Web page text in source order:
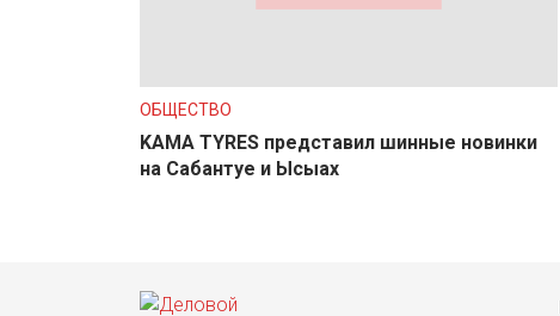
ОБЩЕСТВО
KAMA TYRES представил шинные новинки
на Сабантуе и Ысыах